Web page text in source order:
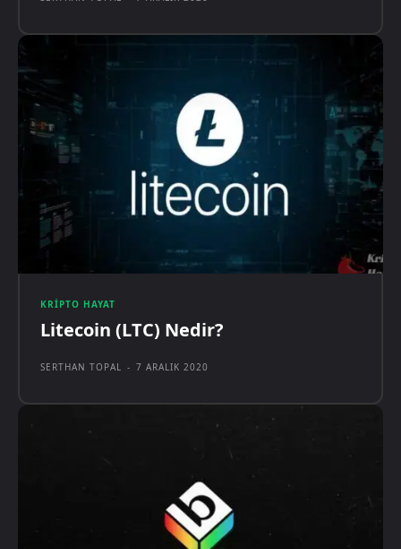
KRIPTO HAYAT
Litecoin (LTC) Nedir?
SERTHAN TOPAL - 7 ARALIK 2020